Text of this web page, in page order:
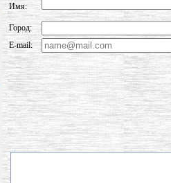
Имя:
Город:
E-mail: